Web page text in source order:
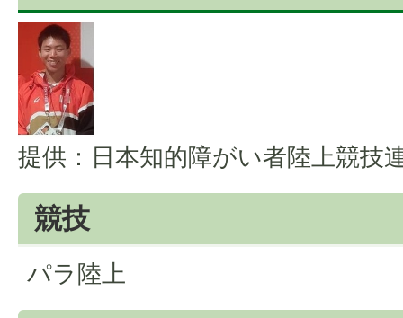
提供：日本知的障がい者陸上競技
競技
パラ陸上